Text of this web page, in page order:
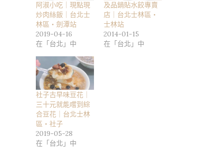
阿淑小吃｜現點現
炒肉絲飯｜台北士
林區・劍潭站
2019-04-16
在「台北」中
及品鍋貼水餃專賣
店｜台北士林區・
士林站
2014-01-15
在「台北」中
社子古早味豆花｜
三十元就能嚐到綜
合豆花｜台北士林
區・社子
2019-05-28
在「台北」中